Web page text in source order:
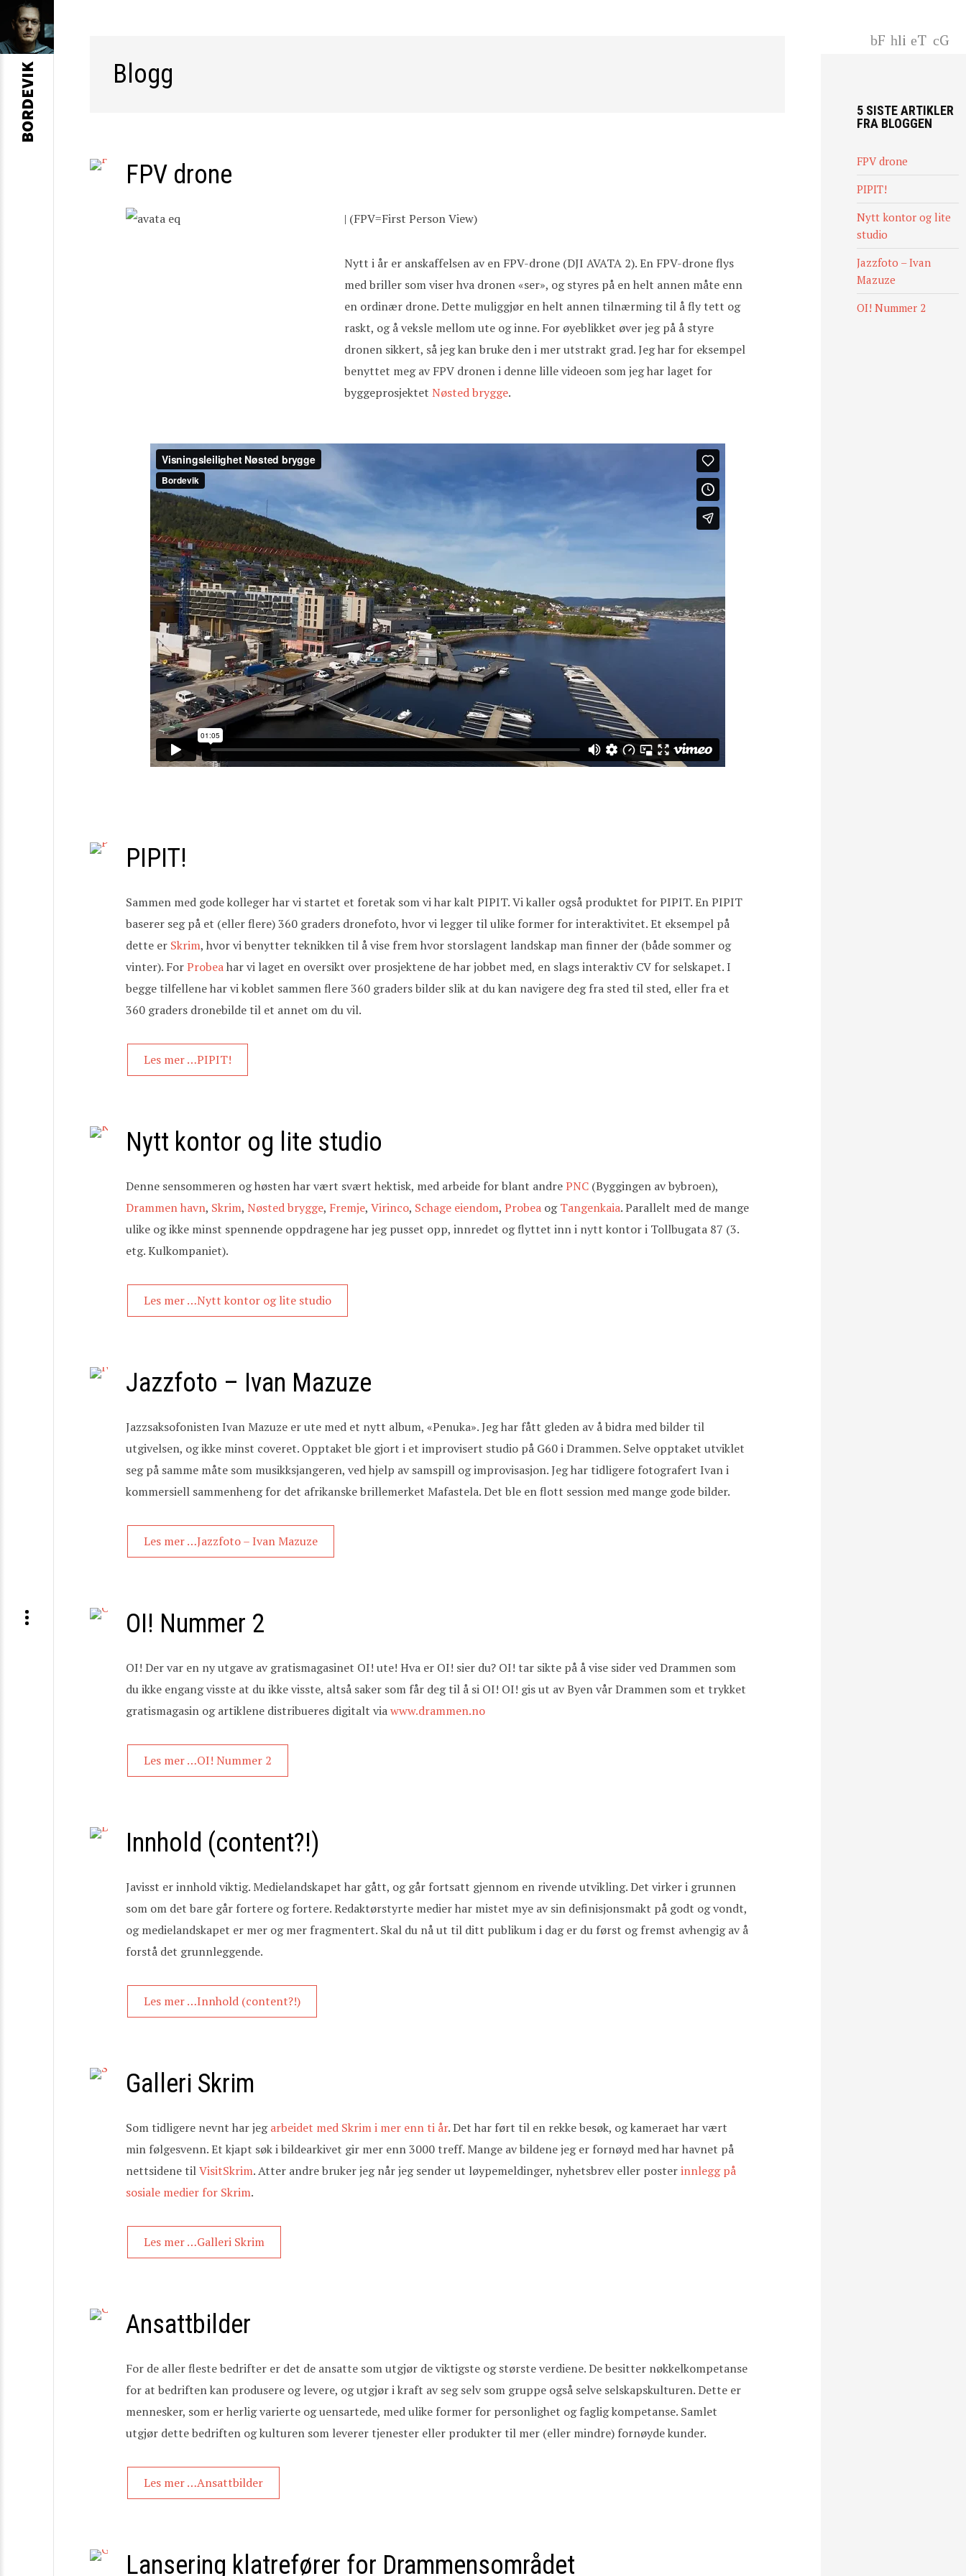
Blogg
FPV drone
| (FPV=First Person View)
Nytt i år er anskaffelsen av en FPV-drone (DJI AVATA 2). En FPV-drone flys
med briller som viser hva dronen «ser», og styres på en helt annen måte enn
en ordinær drone. Dette muliggjør en helt annen tilnærming til å fly tett og
raskt, og å veksle mellom ute og inne. For øyeblikket øver jeg på å styre
dronen sikkert, så jeg kan bruke den i mer utstrakt grad. Jeg har for eksempel
benyttet meg av FPV dronen i denne lille videoen som jeg har laget for
byggeprosjektet Nøsted brygge.
PIPIT!
Sammen med gode kolleger har vi startet et foretak som vi har kalt PIPIT. Vi kaller også produktet for PIPIT. En PIPIT
baserer seg på et (eller flere) 360 graders dronefoto, hvor vi legger til ulike former for interaktivitet. Et eksempel på
dette er Skrim, hvor vi benytter teknikken til å vise frem hvor storslagent landskap man finner der (både sommer og
vinter). ForProbeahar vi laget en oversikt over prosjektene de har jobbet med, en slags interaktiv CV for selskapet. I
begge tilfellene har vi koblet sammen flere 360 graders bilder slik at du kan navigere deg fra sted til sted, eller fra et
360 graders dronebilde til et annet om du vil.
Les mer …PIPIT!
Nytt kontor og lite studio
Denne sensommeren og høsten har vært svært hektisk, med arbeide for blant andrePNC (Byggingen av bybroen),
Drammen havn, Skrim, Nøsted brygge, Fremje, Virinco, Schage eiendom, Probea ogTangenkaia. Parallelt med de mange
ulike og ikke minst spennende oppdragene har jeg pusset opp, innredet og flyttet inn i nytt kontor i Tollbugata 87 (3.
etg. Kulkompaniet).
Les mer …Nytt kontor og lite studio
Jazzfoto – Ivan Mazuze
Jazzsaksofonisten Ivan Mazuze er ute med et nytt album, «Penuka». Jeg har fått gleden av å bidra med bilder til
utgivelsen, og ikke minst coveret. Opptaket ble gjort i et improvisert studio på G60 i Drammen. Selve opptaket utviklet
seg på samme måte som musikksjangeren, ved hjelp av samspill og improvisasjon. Jeg har tidligere fotografert Ivan i
kommersiell sammenheng for det afrikanske brillemerket Mafastela. Det ble en flott session med mange gode bilder.
Les mer …Jazzfoto – Ivan Mazuze
OI! Nummer 2
OI! Der var en ny utgave av gratismagasinet OI! ute! Hva er OI! sier du? OI! tar sikte på å vise sider ved Drammen som
du ikke engang visste at du ikke visste, altså saker som får deg til å si OI! OI! gis ut av Byen vår Drammen som et trykket
gratismagasin og artiklene distribueres digitalt viawww.drammen.no
Les mer …OI! Nummer 2
Innhold (content?!)
Javisst er innhold viktig. Medielandskapet har gått, og går fortsatt gjennom en rivende utvikling. Det virker i grunnen
som om det bare går fortere og fortere. Redaktørstyrte medier har mistet mye av sin definisjonsmakt på godt og vondt,
og medielandskapet er mer og mer fragmentert. Skal du nå ut til ditt publikum i dag er du først og fremst avhengig av å
forstå det grunnleggende.
Les mer …Innhold (content?!)
Galleri Skrim
Som tidligere nevnt har jegarbeidet med Skrim i mer enn ti år. Det har ført til en rekke besøk, og kameraet har vært
min følgesvenn. Et kjapt søk i bildearkivet gir mer enn 3000 treff. Mange av bildene jeg er fornøyd med har havnet på
nettsidene tilVisitSkrim. Atter andre bruker jeg når jeg sender ut løypemeldinger, nyhetsbrev eller posterinnlegg på
sosiale medier for Skrim.
Les mer …Galleri Skrim
Ansattbilder
For de aller fleste bedrifter er det de ansatte som utgjør de viktigste og største verdiene. De besitter nøkkelkompetanse
for at bedriften kan produsere og levere, og utgjør i kraft av seg selv som gruppe også selve selskapskulturen. Dette er
mennesker, som er herlig varierte og uensartede, med ulike former for personlighet og faglig kompetanse. Samlet
utgjør dette bedriften og kulturen som leverer tjenester eller produkter til mer (eller mindre) fornøyde kunder.
Les mer …Ansattbilder
Lansering klatrefører for Drammensområdet
F
k
li
T
G
5 SISTE ARTIKLER
FRA BLOGGEN
FPV drone
PIPIT!
Nytt kontor og lite
studio
Jazzfoto – Ivan
Mazuze
OI! Nummer 2
BORDEVIK